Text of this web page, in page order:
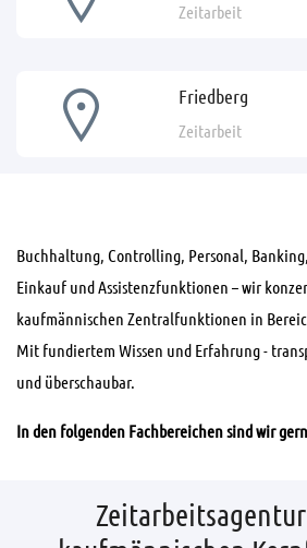
Zeitarbeit
Friedberg
Zeitarbeit
Buchhaltung, Controlling, Personal,
Einkauf und Assistenzfunktionen – wir
kaufmännischen Zentralfunktionen in
Mit fundiertem Wissen und Erfahrung -
und überschaubar.
In den folgenden Fachbereichen sind wir